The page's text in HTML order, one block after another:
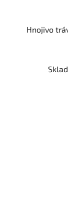
Hnojivo